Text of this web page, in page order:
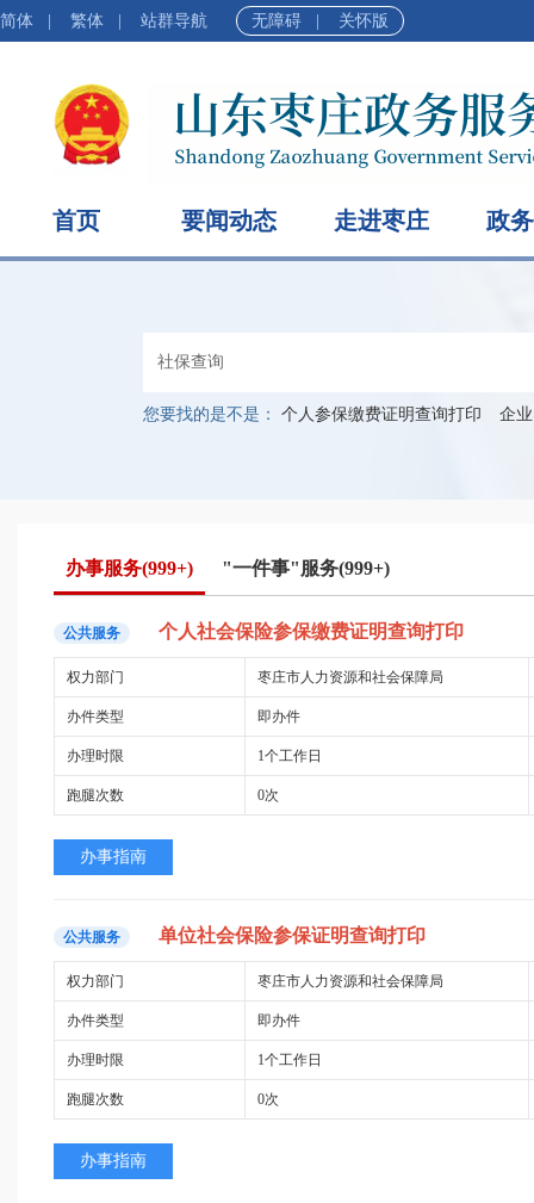
简体 繁体 站群导航 无障碍 关怀版
首页 要闻动态 走进枣庄 政
您要找的是不是： 个人参保缴费证明查询打印 企
办事服务(999+) "一件事"服务(999+)
公共服务 个人社会保险参保缴费证明查询打印
权力部门 枣庄市人力资源和社会保障局
办件类型 即办件
办理时限 1个工作日
跑腿次数 0次
办事指南
公共服务 单位社会保险参保证明查询打印
权力部门 枣庄市人力资源和社会保障局
办件类型 即办件
办理时限 1个工作日
跑腿次数 0次
办事指南